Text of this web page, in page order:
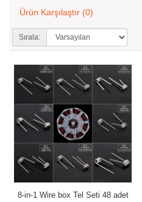
Ürün Karşılaştır (0)
Sırala:
8-in-1 Wire box Tel Seti 48 adet